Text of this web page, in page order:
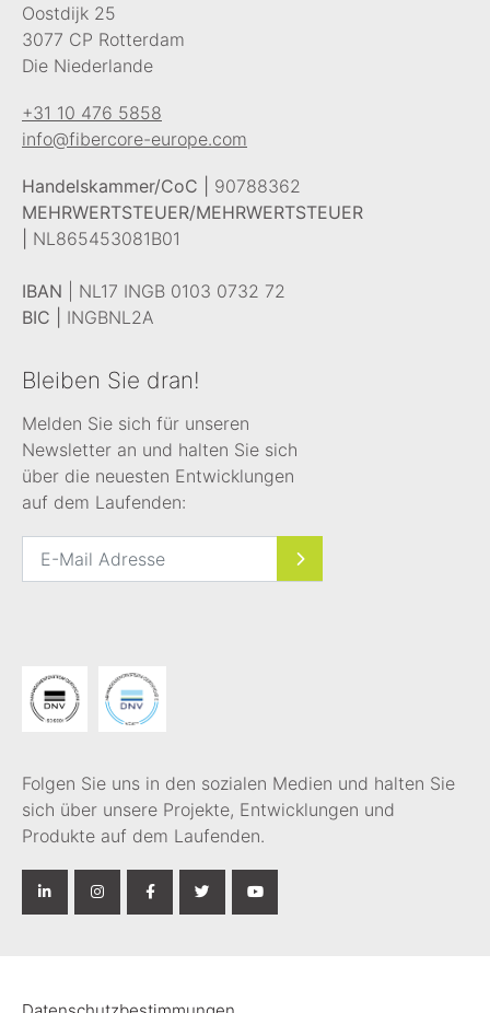
Oostdijk 25
3077 CP Rotterdam
Die Niederlande
+31 10 476 5858
info@fibercore-europe.com
Handelskammer/CoC | 90788362
MEHRWERTSTEUER/MEHRWERTSTEUER
NL865453081B01
IBAN
| NL17 INGB 0103 0732 72
BIC | INGBNL2A
Bleiben Sie dran!
Melden Sie sich für unseren
Newsletter an und halten Sie sich
über die neuesten Entwicklungen
auf dem Laufenden:
Folgen Sie uns in den sozialen Medien und halten Sie
sich über unsere Projekte, Entwicklungen und
Produkte auf dem Laufenden.